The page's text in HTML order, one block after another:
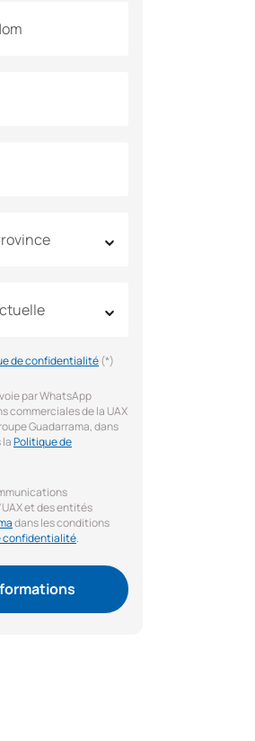
de confidentialité(*)
par WhatsApp
commerciales de la UAX
Guadarrama, dans
Politique de
et des entités
dans les conditions
confidentialité.